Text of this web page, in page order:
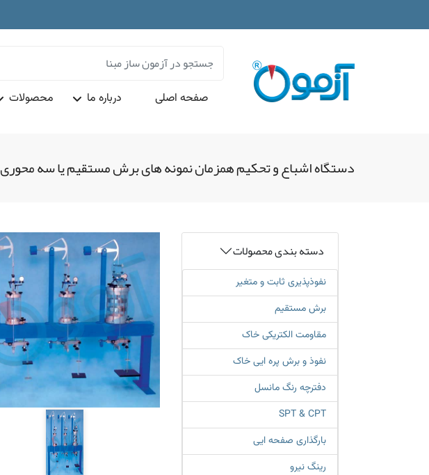
صفحه اصلی درباره ما محصولات
دستگاه اشباع و تحکیم همزمان نمونه های برش مستقیم یا سه محوری
دسته بندی محصولات
نفوذپذیری ثابت و متغیر
برش مستقیم
مقاومت الکتریکی خاک
نفوذ و برش پره ایی خاک
دفترچه رنگ مانسل
SPT & CPT
بارگذاری صفحه ایی
رینگ نیرو